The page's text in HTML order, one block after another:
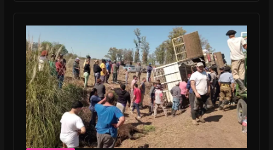
o
o
k
A
p
p